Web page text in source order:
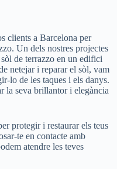
clients a Barcelona per
Un dels nostres projectes
de terrazzo en un edifici
netejar i reparar el sòl, vam
lo de les taques i els danys.
la seva brillantor i elegància
protegir i restaurar els teus
te en contacte amb
atendre les teves